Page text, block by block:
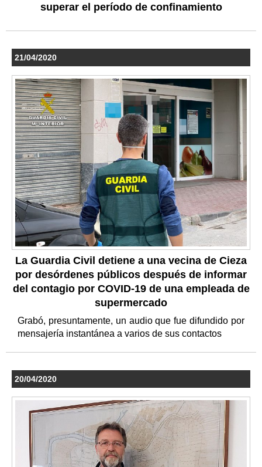
superar el período de confinamiento
21/04/2020
La Guardia Civil detiene a una vecina de Cieza
por desórdenes públicos después de informar
del contagio por COVID-19 de una empleada de
supermercado
Grabó, presuntamente, un audio que fue difundido por
mensajería instantánea a varios de sus contactos
20/04/2020